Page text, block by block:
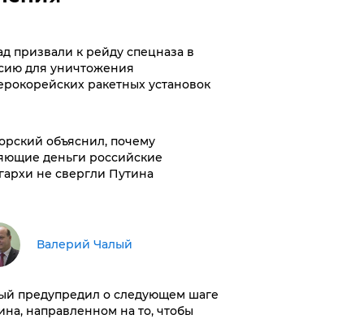
призвали к рейду спецназа в
для уничтожения
ракетных установок
объяснил, почему
деньги российские
не свергли Путина
Валерий Чалый
предупредил о следующем шаге
направленном на то, чтобы